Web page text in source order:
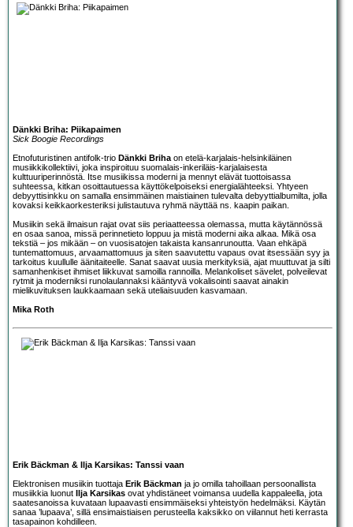
Dänkki Briha: Piikapaimen
Sick Boogie Recordings
Etnofuturistinen antifolk-trio Dänkki Briha on etelä-karjalais-helsinkiläinen
musiikkikollektiivi, joka inspiroituu suomalais-inkeriläis-karjalaisesta
kulttuuriperinnöstä. Itse musiikissa moderni ja mennyt elävät tuottoisassa
suhteessa, kitkan osoittautuessa käyttökelpoiseksi energialähteeksi. Yhtyeen
debyyttisinkku on samalla ensimmäinen maistiainen tulevalta debyyttialbumilta, jolla
kovaksi keikkaorkesteriksi julistautuva ryhmä näyttää ns. kaapin paikan.
Musiikin sekä ilmaisun rajat ovat siis periaatteessa olemassa, mutta käytännössä
en osaa sanoa, missä perinnetieto loppuu ja mistä moderni aika alkaa. Mikä osa
tekstiä – jos mikään – on vuosisatojen takaista kansanrunoutta. Vaan ehkäpä
tuntemattomuus, arvaamattomuus ja siten saavutettu vapaus ovat itsessään syy ja
tarkoitus kuullulle äänitaiteelle. Sanat saavat uusia merkityksiä, ajat muuttuvat ja silti
samanhenkiset ihmiset liikkuvat samoilla rannoilla. Melankoliset sävelet, polveilevat
rytmit ja moderniksi runolaulannaksi kääntyvä vokalisointi saavat ainakin
mielikuvituksen laukkaamaan sekä uteliaisuuden kasvamaan.
Mika Roth
Erik Bäckman & Ilja Karsikas: Tanssi vaan
Elektronisen musiikin tuottaja Erik Bäckman ja jo omilla tahoillaan persoonallista
musiikkia luonut Ilja Karsikas ovat yhdistäneet voimansa uudella kappaleella, jota
saatesanoissa kuvataan lupaavasti ensimmäiseksi yhteistyön hedelmäksi. Käytän
sanaa ’lupaava’, sillä ensimaistiaisen perusteella kaksikko on viilannut heti kerrasta
tasapainon kohdilleen.